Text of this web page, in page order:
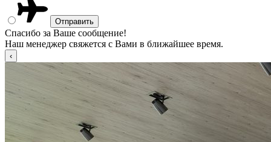
Спасибо за Ваше сообщение!
Наш менеджер свяжется с Вами в ближайшее время.